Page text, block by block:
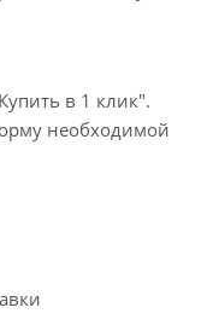
в 1 клик".
необходимой